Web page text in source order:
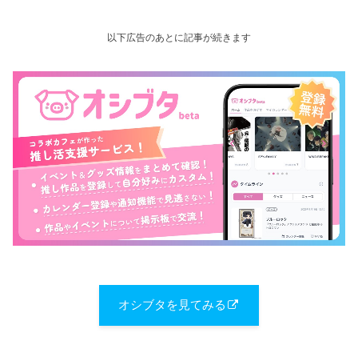
以下広告のあとに記事が続きます
オシブタを見てみる